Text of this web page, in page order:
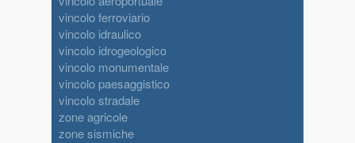
vincolo ferroviario
vincolo idraulico
vincolo idrogeologico
vincolo monumentale
vincolo paesaggistico
vincolo stradale
zone agricole
zone sismiche